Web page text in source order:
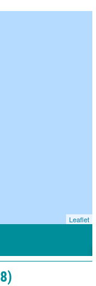
Leaflet